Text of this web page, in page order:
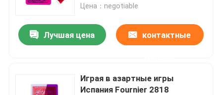
линзов
Цена：negotiable
Лучшая цена контактные
Играя в азартные игры
Испания Fournier 2818